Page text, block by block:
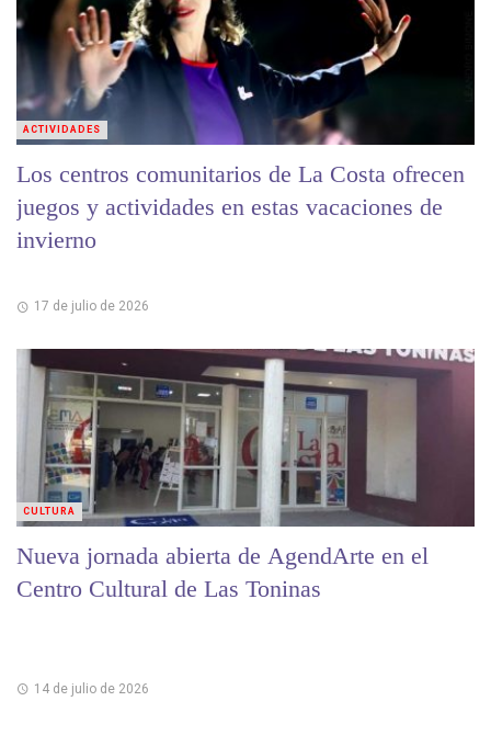
Los centros comunitarios de La Costa ofrecen
juegos y actividades en estas vacaciones de
invierno
17 de julio de 2026
ACTIVIDADES
Nueva jornada abierta de AgendArte en el
Centro Cultural de Las Toninas
14 de julio de 2026
CULTURA